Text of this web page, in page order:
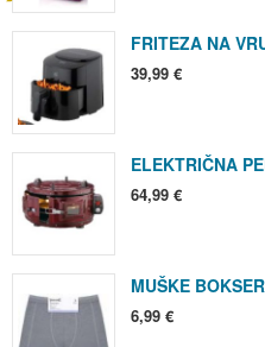
FRITEZA NA
39,99 €
ELEKTRIČNA
64,99 €
MUŠKE
6,99 €